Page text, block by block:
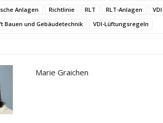
Anlagen
Richtlinie RLT RLT-Anlagen VDI
Bauen und Gebäudetechnik
VDI-Lüftungsregeln
Marie Graichen